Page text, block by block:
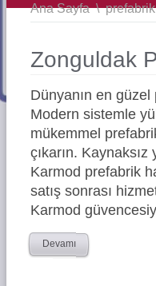
Ana Sayfa \prefabrik
Zonguldak
Dünyanın en
Modern sistemle
mükemmel
çıkarın.
Karmod prefabrik
satış sonrası
Karmod
Devamı